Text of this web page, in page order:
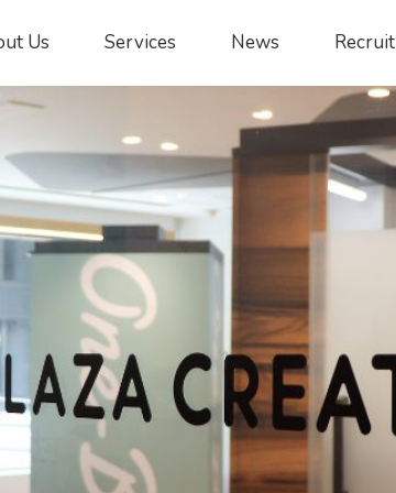
Us Services News Recruit